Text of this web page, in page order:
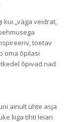
kui „väga veidrat,
toetav
oma õpilasi
õpivad nad
ainult ühte asja
liiga tihti leian